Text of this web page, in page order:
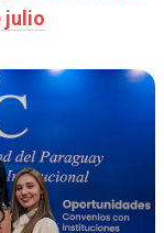
julio